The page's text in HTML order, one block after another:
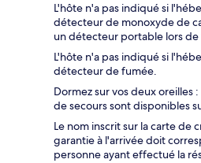
L'hôte n'a pas indiqué si
détecteur de monoxyde de
un détecteur portable lors de
L'hôte n'a pas indiqué si
détecteur de fumée.
Dormez sur vos deux oreilles
de secours sont disponibles
Le nom inscrit sur la carte de
garantie à l'arrivée doit
personne ayant effectué la